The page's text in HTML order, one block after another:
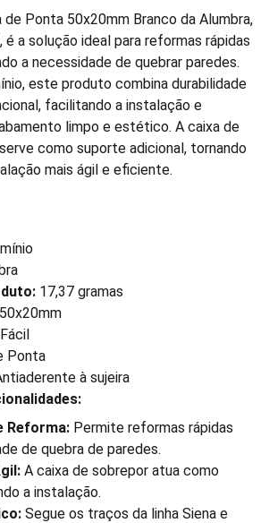
Ponta 50x20mm Branco da Alumbra,
é a solução ideal para reformas rápidas
a necessidade de quebrar paredes.
este produto combina durabilidade
facilitando a instalação e
limpo e estético. A caixa de
como suporte adicional, tornando
mais ágil e eficiente.
17,37 gramas
50x20mm
Ponta
à sujeira
Reforma: Permite reformas rápidas
de quebra de paredes.
A caixa de sobrepor atua como
a instalação.
Segue os traços da linha Siena e